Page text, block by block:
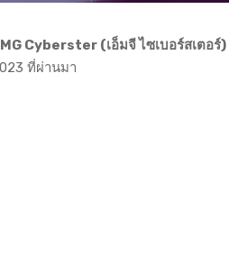
MG Cyberster (เอ็มจี ไซเบอร์สเตอร์)
ที่ผ่านมา